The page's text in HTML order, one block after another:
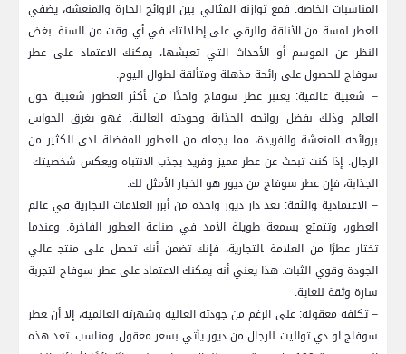
المناسبات الخاصة. فمع توازنه المثالي بين الروائح الحارة والمنعشة، ⁤يضفي
العطر لمسة من الأناقة ⁤والرقي ‌على إطلالتك في أي وقت من السنة. بغض
النظر​ عن الموسم أو الأحداث التي تعيشها، يمكنك الاعتماد⁢ على عطر
سوفاج⁤ للحصول على رائحة مذهلة ومتألقة لطوال اليوم.
– شعبية عالمية: يعتبر ⁣عطر سوفاج واحدًا من ‍أكثر العطور شعبية حول​
العالم وذلك​ بفضل روائحه الجذابة ⁤وجودته العالية. فهو يغرق الحواس
⁢بروائحه المنعشة والفريدة، مما يجعله من ​العطور ‌المفضلة ​لدى الكثير من
الرجال. ‍إذا كنت تبحث عن عطر مميز وفريد يجذب الانتباه ‌ويعكس شخصيتك ​
الجذابة، فإن⁤ عطر سوفاج من ديور هو الخيار الأمثل لك.
– الاعتمادية ‍والثقة: تعد دار ديور واحدة من أبرز العلامات التجارية في عالم
العطور، وتتمتع بسمعة طويلة الأمد ⁣في صناعة العطور⁢ الفاخرة. وعندما
تختار عطرًا من العلامة ‍التجارية، ⁣فإنك تضمن أنك تحصل ​على منتج‍ عالي
الجودة وقوي الثبات. هذا يعني أنه‌ يمكنك الاعتماد على عطر سوفاج لتجربة​
سارة وثقة ⁣للغاية.
– تكلفة معقولة: على الرغم من جودته العالية وشهرته ⁤العالمية، إلا أن ‍عطر
سوفاج او⁢ دي تواليت للرجال من ديور‍ يأتي بسعر⁢ معقول ومناسب. ⁤تعد هذه